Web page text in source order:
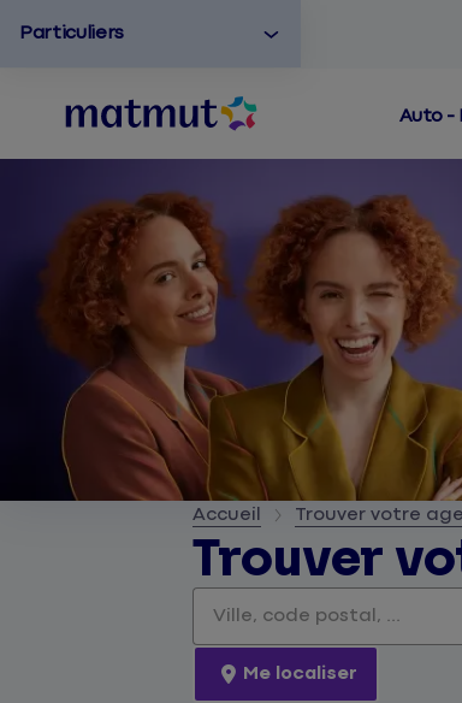
Particuliers
Auto -
Accueil Trouver votre
Trouver
Veuillez renseigner une adresse
Me localiser